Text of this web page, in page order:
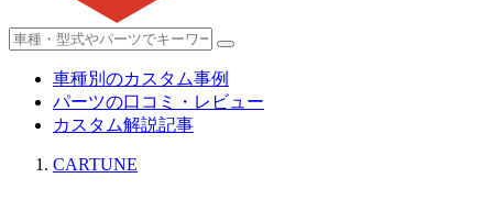
車種別のカスタム事例
パーツの口コミ・レビュー
カスタム解説記事
CARTUNE